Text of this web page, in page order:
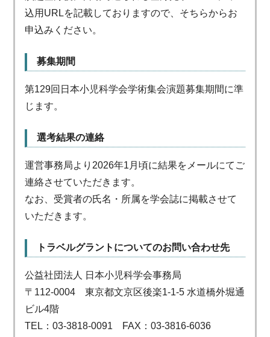
込用URLを記載しておりますので、そちらからお
申込みください。
募集期間
第129回日本小児科学会学術集会演題募集期間に準
じます。
選考結果の連絡
運営事務局より2026年1月頃に結果をメールにてご
連絡させていただきます。
なお、受賞者の氏名・所属を学会誌に掲載させて
いただきます。
トラベルグラントについてのお問い合わせ先
公益社団法人 日本小児科学会事務局
〒112-0004 東京都文京区後楽1-1-5 水道橋外堀通
ビル4階
TEL：03-3818-0091 FAX：03-3816-6036